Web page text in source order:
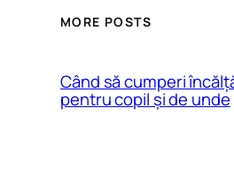
MORE POSTS
Când să cumperi
pentru copil și de unde